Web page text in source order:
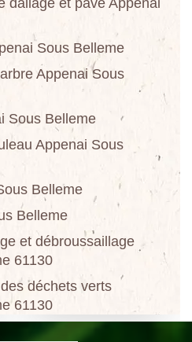
Sous Belleme
Appenai Sous
Sous Belleme
Appenai Sous
Belleme
Belleme
et débroussaillage
61130
déchets verts
61130